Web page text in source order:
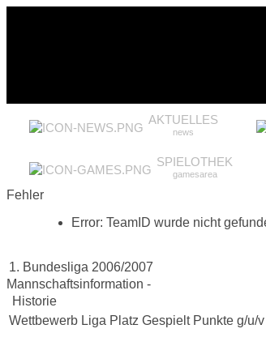
AKTUELLES
news
SPIELOTHEK
gamesarea
Fehler
Error: TeamID wurde nicht
1. Bundesliga 2006/2007
Mannschaftsinformation -
Historie
Wettbewerb Liga Platz Gespielt Punkte g/u/v